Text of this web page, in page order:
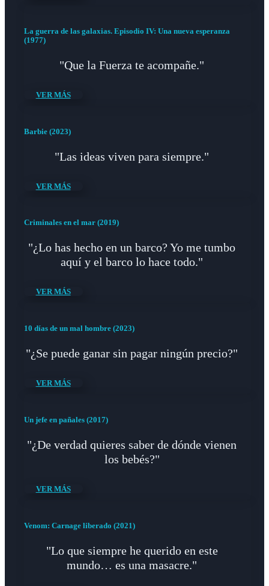
La guerra de las galaxias. Episodio IV: Una nueva esperanza
(1977)
"Que la Fuerza te acompañe."
VER MÁS
Barbie (2023)
"Las ideas viven para siempre."
VER MÁS
Criminales en el mar (2019)
"¿Lo has hecho en un barco? Yo me tumbo
aquí y el barco lo hace todo."
VER MÁS
10 días de un mal hombre (2023)
"¿Se puede ganar sin pagar ningún precio?"
VER MÁS
Un jefe en pañales (2017)
"¿De verdad quieres saber de dónde vienen
los bebés?"
VER MÁS
Venom: Carnage liberado (2021)
"Lo que siempre he querido en este
mundo… es una masacre."